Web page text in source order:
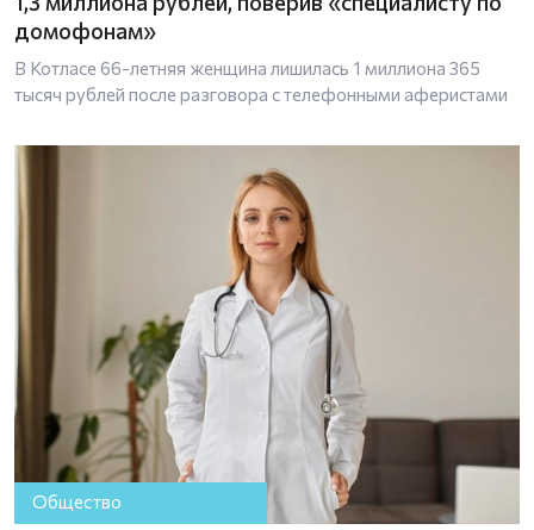
домофонам»
В Котласе 66-летняя женщина лишилась 1 миллиона 365
тысяч рублей после разговора с телефонными аферистами
Общество